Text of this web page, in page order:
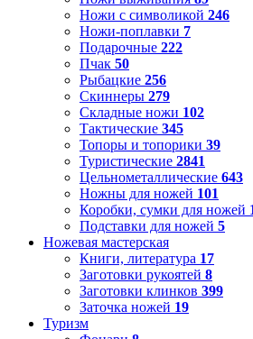
Ножи с символикой 246
Ножи-поплавки 7
Подарочные 222
Пчак 50
Рыбацкие 256
Скиннеры 279
Складные ножи 102
Тактические 345
Топоры и топорики 39
Туристические 2841
Цельнометаллические 643
Ножны для ножей 101
Коробки, сумки для ножей
Подставки для ножей 5
Ножевая мастерская
Книги, литература 17
Заготовки рукоятей 8
Заготовки клинков 399
Заточка ножей 19
Туризм